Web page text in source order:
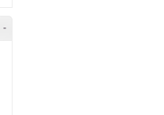
-